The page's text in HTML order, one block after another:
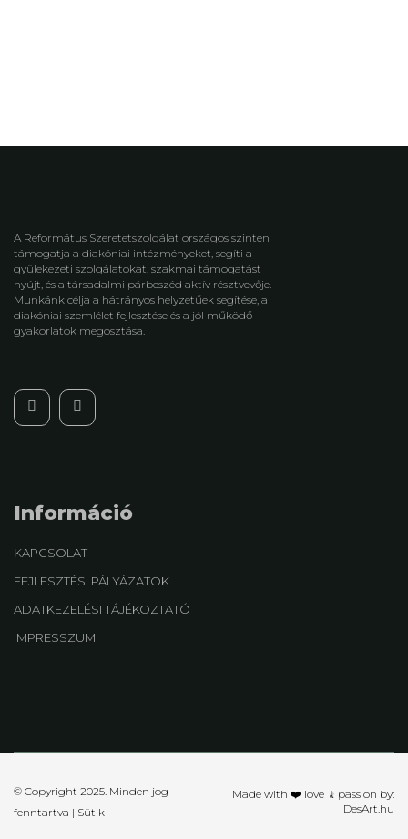
A Református Szeretetszolgálat országos szinten
támogatja a diakóniai intézményeket, segíti a
gyülekezeti szolgálatokat, szakmai támogatást
nyújt, és a társadalmi párbeszéd aktív résztvevője.
Munkánk célja a hátrányos helyzetűek segítése, a
diakóniai szemlélet fejlesztése és a jól működő
gyakorlatok megosztása.
Információ
KAPCSOLAT
FEJLESZTÉSI PÁLYÁZATOK
ADATKEZELÉSI TÁJÉKOZTATÓ
IMPRESSZUM
Made with ❤️ love ﹠passion by:
DesArt.hu
© Copyright 2025. Minden jog
fenntartva | Sütik